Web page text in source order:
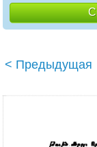
< Предыдущая